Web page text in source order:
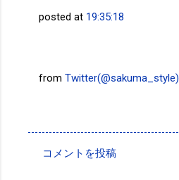
posted at 19:35:18
from Twitter(@sakuma_style)
コメントを投稿